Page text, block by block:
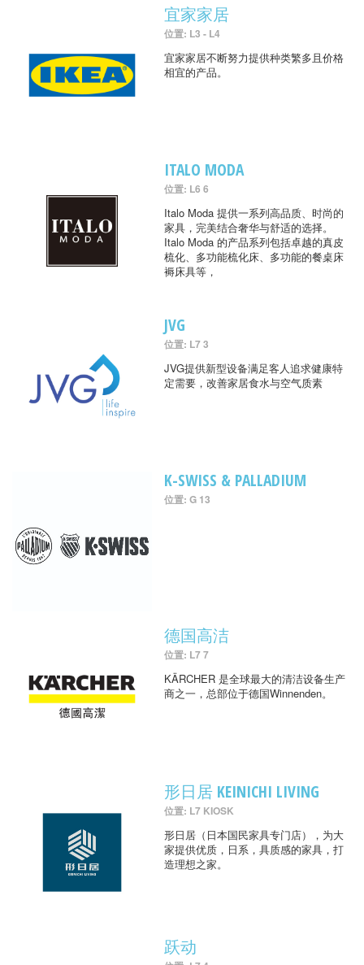
宜家家居
位置: L3 - L4
宜家家居不断努力提供种类繁多且价格
相宜的产品。
ITALO MODA
位置: L6 6
Italo Moda 提供一系列高品质、时尚的
家具，完美结合奢华与舒适的选择。
Italo Moda 的产品系列包括卓越的真皮
梳化、多功能梳化床、多功能的餐桌床
褥床具等，
JVG
位置: L7 3
JVG提供新型设备满足客人追求健康特
定需要，改善家居食水与空气质素
K-SWISS & PALLADIUM
位置: G 13
德国高洁
位置: L7 7
KÄRCHER 是全球最大的清洁设备生产
商之一，总部位于德国Winnenden。
形日居 KEINICHI LIVING
位置: L7 KIOSK
形日居（日本国民家具专门店），为大
家提供优质，日系，具质感的家具，打
造理想之家。
跃动